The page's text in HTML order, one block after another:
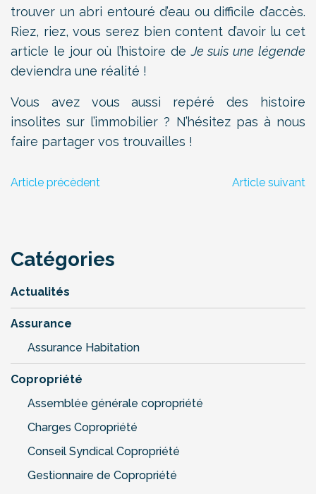
trouver un abri entouré d’eau ou difficile d’accès.
Riez, riez, vous serez bien content d’avoir lu cet
article le jour où l’histoire deJe suis une légende
deviendra une réalité !
Vous avez vous aussi repéré des histoire
insolites sur l’immobilier ? N’hésitez pas à nous
faire partager vos trouvailles !
Article précèdent Article suivant
Catégories
Actualités
Assurance
Assurance Habitation
Copropriété
Assemblée générale copropriété
Charges Copropriété
Conseil Syndical Copropriété
Gestionnaire de Copropriété